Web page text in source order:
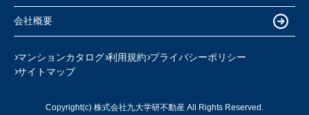
会社概要
マンションカタログ 利用規約 プライバシーポリシー
サイトマップ
Copyright(c) 株式会社九大学研不動産 All Rights Reserved.